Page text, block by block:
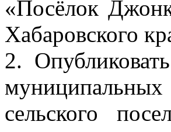
«Посёлок
Хабаровского
2.
сельского